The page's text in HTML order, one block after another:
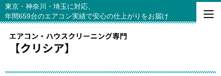
東京・神奈川・埼玉に対応、
年間659台のエアコン実績で安心の仕上がりをお届け